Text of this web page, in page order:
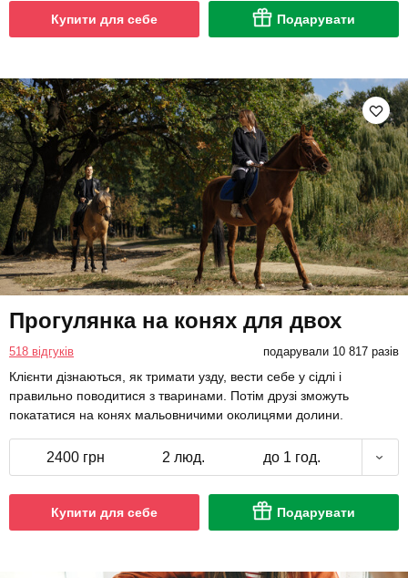
Купити для себе Подарувати
Прогулянка на конях для двох
518 відгуків подарували 10 817 разів
Клієнти дізнаються, як тримати узду, вести себе у сідлі і
правильно поводитися з тваринами. Потім друзі зможуть
покататися на конях мальовничими околицями долини.
2400 грн 2 люд. до 1 год.
Купити для себе Подарувати